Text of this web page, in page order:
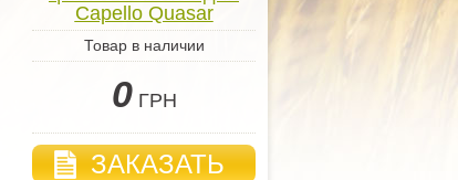
Capello Quasar
Товар в наличии
0 ГРН
ЗАКАЗАТЬ